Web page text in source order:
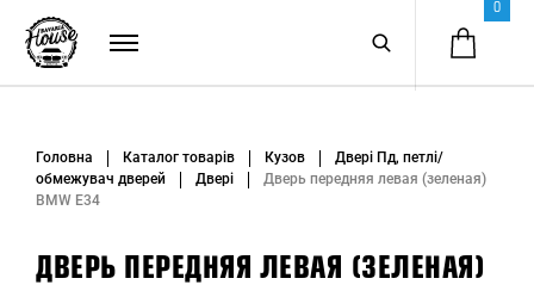
0
Головна Каталог товарів Кузов
Двері Пд, петлі/
обмежувач дверей
Двері
Дверь передняя левая (зеленая)
BMW E34
ДВЕРЬ ПЕРЕДНЯЯ ЛЕВАЯ (ЗЕЛЕНАЯ)